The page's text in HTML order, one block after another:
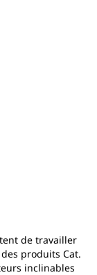
de travailler
produits Cat.
inclinables